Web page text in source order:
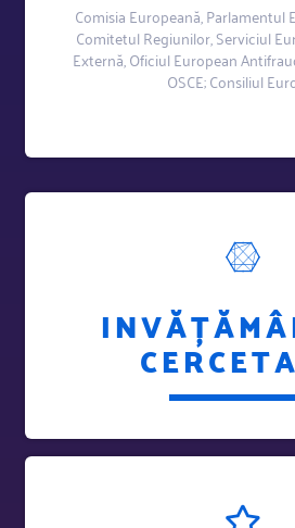
Comisia Europeană, Parlamentul
Comitetul Regiunilor, Serviciul
Externă, Oficiul European
OSCE; Consiliul